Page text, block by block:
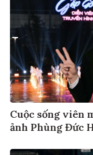
Cuộc sống viên
ảnh Phùng Đức